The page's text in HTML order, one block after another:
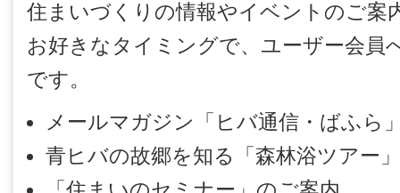
住まいづくりの情報やイベントのご案
お好きなタイミングで、ユーザー会員
です。
メールマガジン「ヒバ通信・ばふら
青ヒバの故郷を知る「森林浴ツアー